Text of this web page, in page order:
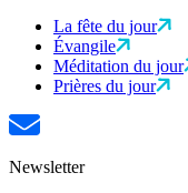
La fête du jour
Évangile
Méditation du jour
Prières du jour
Newsletter